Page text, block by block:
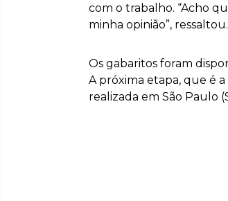
com o trabalho. “Acho
minha opinião”, ressaltou.
Os gabaritos foram
A próxima etapa, que é
realizada em São Paulo